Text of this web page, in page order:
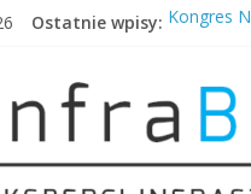
Ostatnie wpisy: Kongres
Dlaczego
O